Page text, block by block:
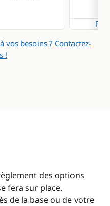
vos besoins ? Contactez-
!
des options
fera sur place.
de la base ou de votre